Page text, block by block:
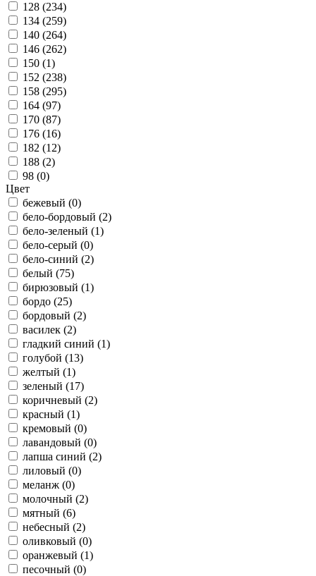
128 (234)
134 (259)
140 (264)
146 (262)
150 (1)
152 (238)
158 (295)
164 (97)
170 (87)
176 (16)
182 (12)
188 (2)
98 (0)
Цвет
бежевый (0)
бело-бордовый (2)
бело-зеленый (1)
бело-серый (0)
бело-синий (2)
белый (75)
бирюзовый (1)
бордо (25)
бордовый (2)
василек (2)
гладкий синий (1)
голубой (13)
желтый (1)
зеленый (17)
коричневый (2)
красный (1)
кремовый (0)
лавандовый (0)
лапша синий (2)
лиловый (0)
меланж (0)
молочный (2)
мятный (6)
небесный (2)
оливковый (0)
оранжевый (1)
песочный (0)